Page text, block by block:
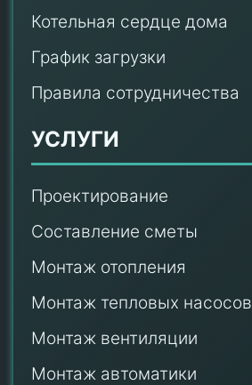
Котельная сердце дома
График загрузки
Правила сотрудничества
УСЛУГИ
Проектирование
Составление сметы
Монтаж отопления
Монтаж тепловых насосов
Монтаж вентиляции
Монтаж автоматики